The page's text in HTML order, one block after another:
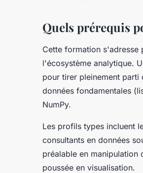
Quels prérequis
Cette formation s'adresse
l'écosystème analytique.
pour tirer pleinement parti
données fondamentales
NumPy.
Les profils types incluent
consultants en données
préalable en manipulation
poussée en visualisation.